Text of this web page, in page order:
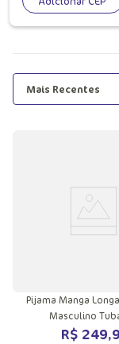
muito estilo,
Mais Recentes
Pijama Manga
Masculino
R$ 249,